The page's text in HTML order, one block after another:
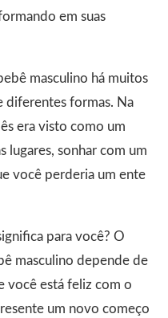
em suas
masculino há muitos
diferentes formas. Na
era visto como um
lugares, sonhar com um
você perderia um ente
para você? O
masculino depende de
você está feliz com o
um novo começo